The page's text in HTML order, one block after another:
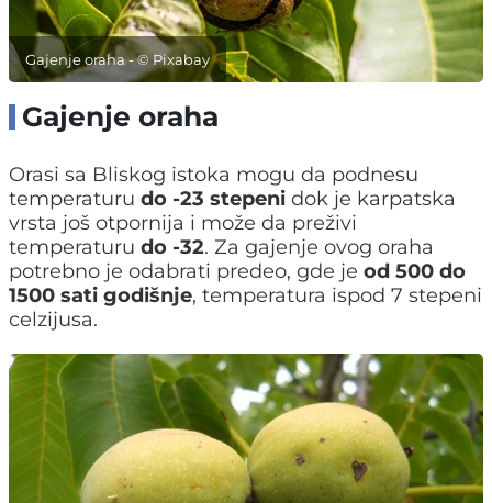
Gajenje oraha - © Pixabay
Gajenje oraha
Orasi sa Bliskog istoka mogu da podnesu
temperaturu do -23 stepeni dok je karpatska
vrsta još otpornija i može da preživi
temperaturu do -32. Za gajenje ovog oraha
potrebno je odabrati predeo, gde je od 500 do
1500 sati godišnje, temperatura ispod 7 stepeni
celzijusa.